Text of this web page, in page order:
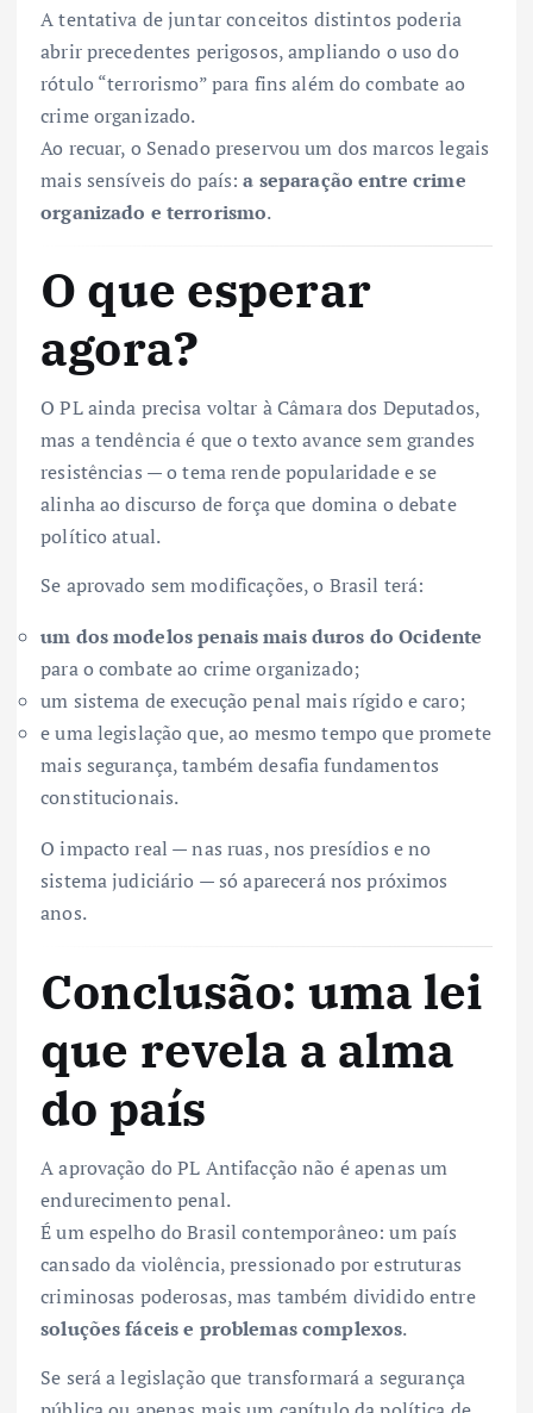
A tentativa de juntar conceitos distintos poderia
abrir precedentes perigosos, ampliando o uso do
rótulo “terrorismo” para fins além do combate ao
crime organizado.
Ao recuar, o Senado preservou um dos marcos legais
mais sensíveis do país:a separação entre crime
organizado e terrorismo.
O que esperar
agora?
O PL ainda precisa voltar à Câmara dos Deputados,
mas a tendência é que o texto avance sem grandes
resistências — o tema rende popularidade e se
alinha ao discurso de força que domina o debate
político atual.
Se aprovado sem modificações, o Brasil terá:
um dos modelos penais mais duros do Ocidente
para o combate ao crime organizado;
um sistema de execução penal mais rígido e caro;
e uma legislação que, ao mesmo tempo que promete
mais segurança, também desafia fundamentos
constitucionais.
O impacto real — nas ruas, nos presídios e no
sistema judiciário — só aparecerá nos próximos
anos.
Conclusão: uma lei
que revela a alma
do país
A aprovação do PL Antifacção não é apenas um
endurecimento penal.
É um espelho do Brasil contemporâneo: um país
cansado da violência, pressionado por estruturas
criminosas poderosas, mas também dividido entre
soluções fáceis e problemas complexos.
Se será a legislação que transformará a segurança